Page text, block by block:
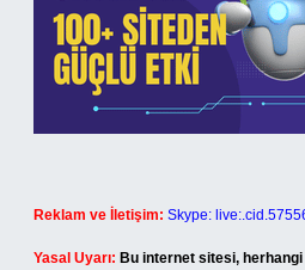
Reklam ve İletişim: Skype:
Yasal Uyarı: Bu internet sitesi,